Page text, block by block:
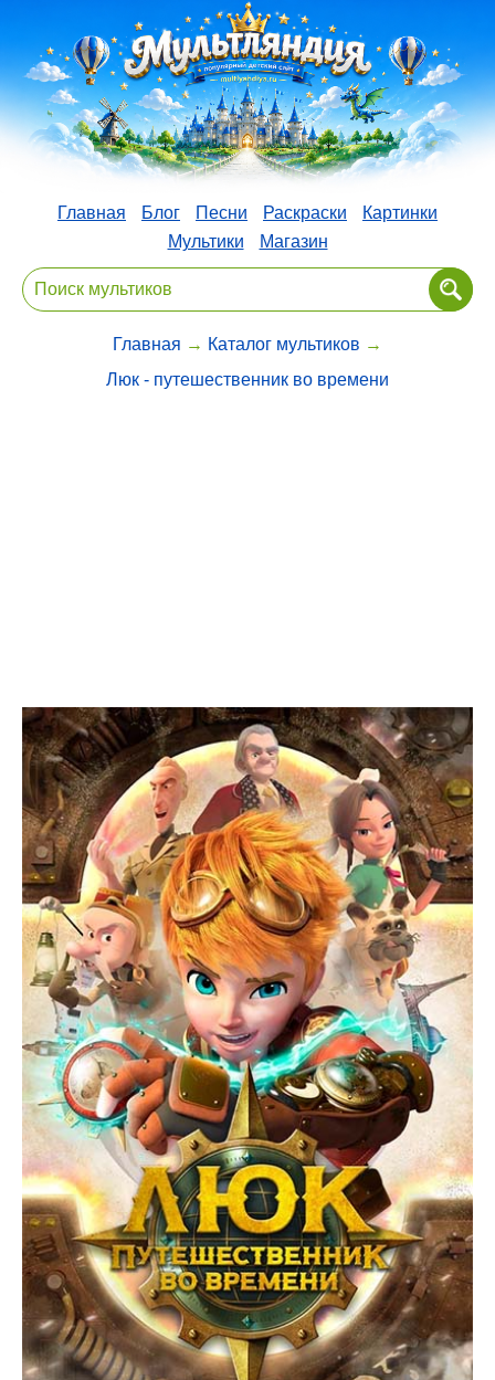
Главная Блог Песни Раскраски
Картинки
Мультики
Магазин
Главная → Каталог мультиков →
Люк - путешественник во времени